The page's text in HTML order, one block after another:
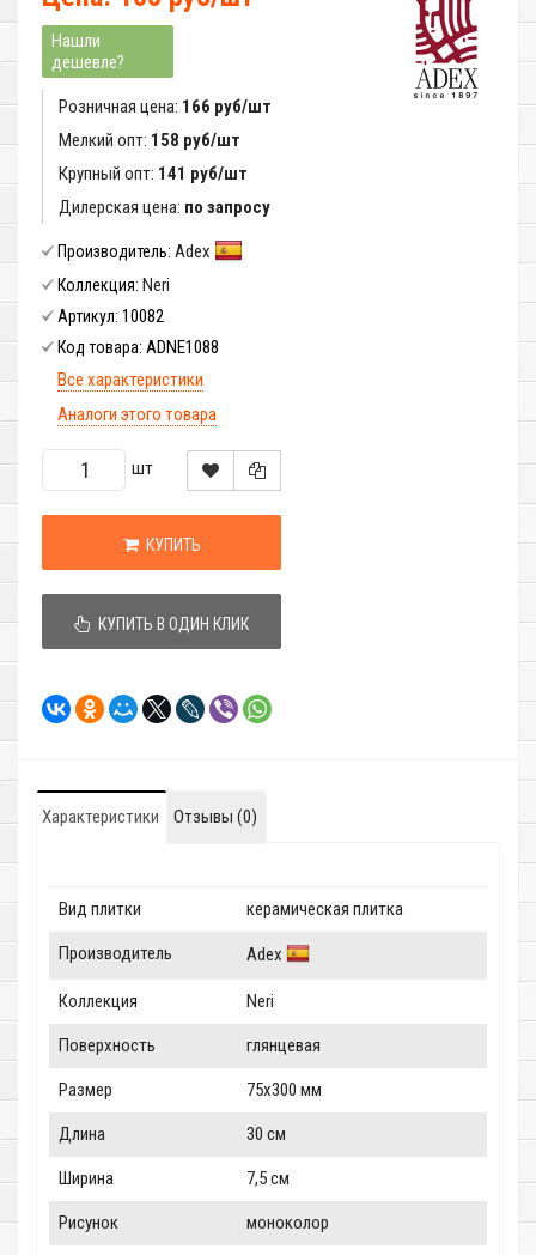
Нашли
дешевле?
Розничная цена: 166 руб/шт
Мелкий опт: 158 руб/шт
Крупный опт: 141 руб/шт
Дилерская цена: по запросу
Производитель: Adex
Коллекция: Neri
Артикул: 10082
Код товара: ADNE1088
Все характеристики
Аналоги этого товара
шт
КУПИТЬ
КУПИТЬ В ОДИН КЛИК
Характеристики Отзывы (0)
Вид плитки керамическая плитка
Производитель Adex
Коллекция Neri
Поверхность глянцевая
Размер 75x300 мм
Длина 30 см
Ширина 7,5 см
Рисунок моноколор